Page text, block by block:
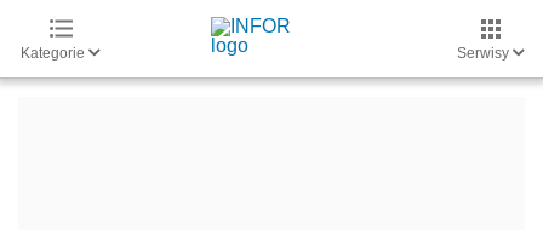
Kategorie Serwisy